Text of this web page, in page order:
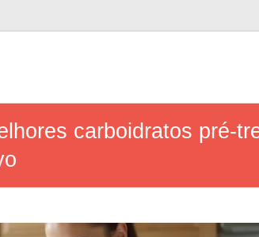
carboidratos pré-